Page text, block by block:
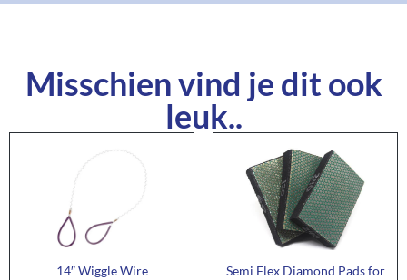
Misschien vind je dit ook
leuk..
14″ Wiggle Wire
Semi Flex Diamond Pads for